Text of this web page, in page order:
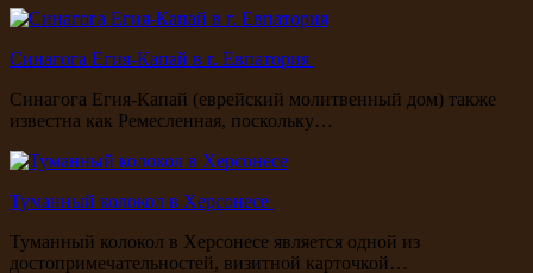
Синагога Егия-Капай в г. Евпатория
Синагога Егия-Капай (еврейский молитвенный дом) также
известна как Ремесленная, поскольку…
Туманный колокол в Херсонесе
Туманный колокол в Херсонесе является одной из
достопримечательностей, визитной карточкой…